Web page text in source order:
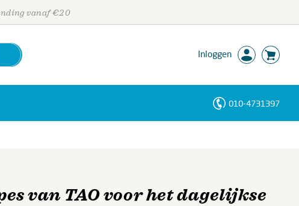
vanaf €20
Inloggen
010-4731397
van TAO voor het dagelijkse
Personen